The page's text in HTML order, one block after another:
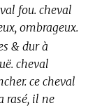
fou. cheval
ombrageux.
& dur à
cheval
ce cheval
rasé, il ne